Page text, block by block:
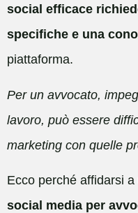
social efficace
specifiche e una
piattaforma.
Per un avvocato,
lavoro, può essere
marketing con quelle
Ecco perché affidarsi a
social media per